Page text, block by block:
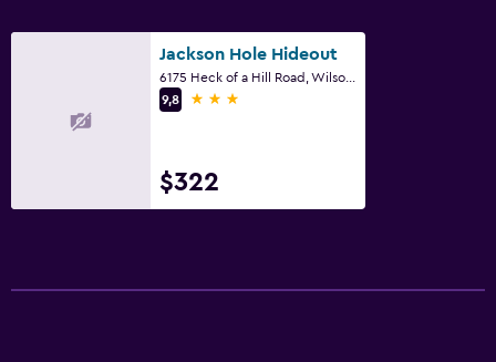
Jackson Hole Hideout
9,8
3 estrellas
$322